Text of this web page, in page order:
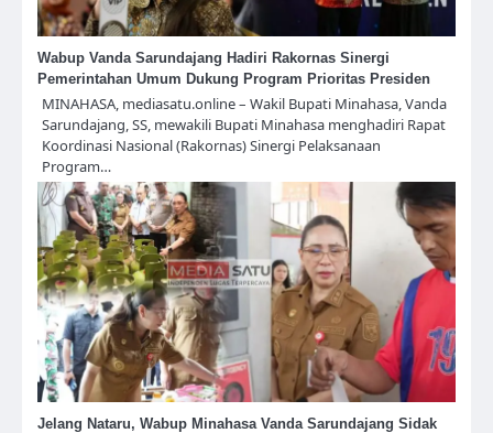
Wabup Vanda Sarundajang Hadiri Rakornas Sinergi
Pemerintahan Umum Dukung Program Prioritas Presiden
MINAHASA, mediasatu.online – Wakil Bupati Minahasa, Vanda
Sarundajang, SS, mewakili Bupati Minahasa menghadiri Rapat
Koordinasi Nasional (Rakornas) Sinergi Pelaksanaan
Program…
Jelang Nataru, Wabup Minahasa Vanda Sarundajang Sidak